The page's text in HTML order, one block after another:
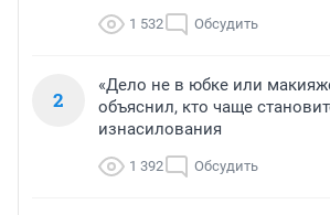
1 532 Обсудить
2
«Дело не в юбке или
объяснил, кто чаще
изнасилования
1 392 Обсудить